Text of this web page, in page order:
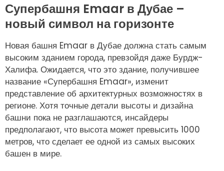
Супербашня Emaar в Дубае –
новый символ на горизонте
Новая башня Emaar в Дубае должна стать самым
высоким зданием города, превзойдя даже Бурдж-
Халифа. Ожидается, что это здание, получившее
название «Супербашня Emaar», изменит
представление об архитектурных возможностях в
регионе. Хотя точные детали высоты и дизайна
башни пока не разглашаются, инсайдеры
предполагают, что высота может превысить 1000
метров, что сделает ее одной из самых высоких
башен в мире.